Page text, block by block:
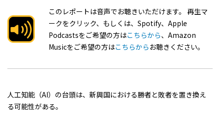
このレポートは音声でお聴きいただけます。 再生マ
ークをクリック、もしくは、Spotify、Apple
Podcastsをご希望の方はこちらから、Amazon
Musicをご希望の方はこちらから お聴きください。
人工知能（AI）の台頭は、新興国における勝者と敗者を置き換え
る可能性がある。